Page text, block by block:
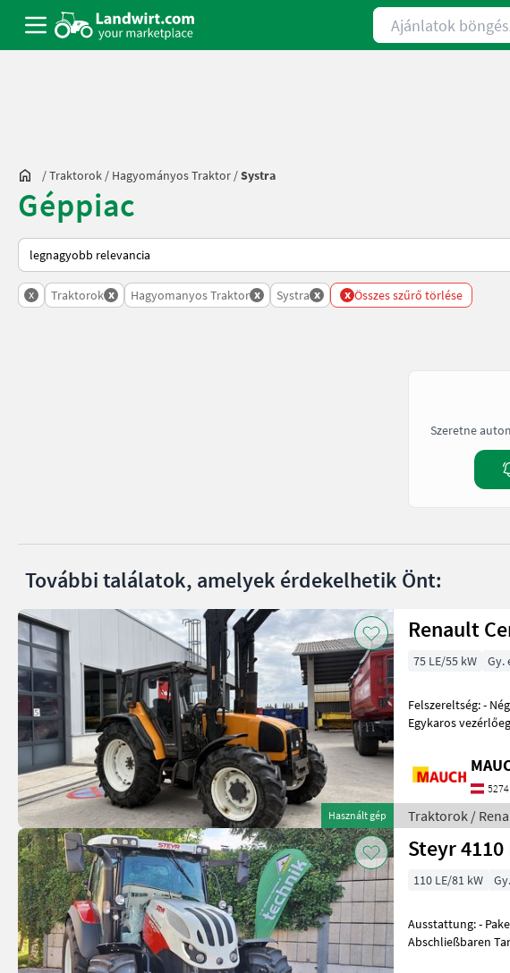
Ajánlatok böngészése
/Traktorok / Hagyományos Traktor /Systra
Géppiac
Így van sorba rendezve a Landwirt.com-on
x Traktorok x Hagyomanyos Traktor x Systra x x Összes szűrő törlése
Szeretne
További találatok, amelyek érdekelhetik Önt:
Használt gép
Renault
75 LE/55 kW Gy.
Felszereltség: - Négykerék-meghajtás - Első rakodó (BAAS) - Euro-csatlakozó - 3+4 vezérlőkör -
Egykaros
Traktorok /
Steyr
110 LE/81 kW
Ausstattung: - Paket Excellence - 180 Liter Kraftstofftank + 19 Liter AdBlue-Tank mit